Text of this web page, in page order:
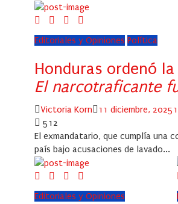
Editoriales y Opiniones Política
Honduras ordenó
El narcotraficante
Author
Victoria Korn
Posted
11 diciembre, 2025
512
El exmandatario, que cumplía una
país bajo acusaciones de lavado...
Editoriales y Opiniones